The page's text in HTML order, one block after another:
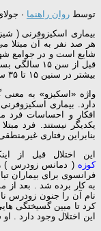
توسط روان راهنما · جولای 13,
بیماری اسکیزوفرنی (
هر صد نفر به آن مبتلا
شایع است و در جوامع
قبل از سن
بیشتر در سنین ۱۵ تا ۳۵ سالگی مشاهده شده است.
واژه‌ «اسکیزو» به‌
دارد. بیماری
افکار و احساسات‌ فرد
یکدیگر نیستند. فرد
بنابراین‌ رفتاری‌
این اختلال قبل از
کوزه ( دمانس زودرس )
فرانسوی برای بیماران
به کار برده شد . بعد از
نام آن را جنون زودرس
کرد تا مبین گسیختگی
این اختلال وجود دارد .